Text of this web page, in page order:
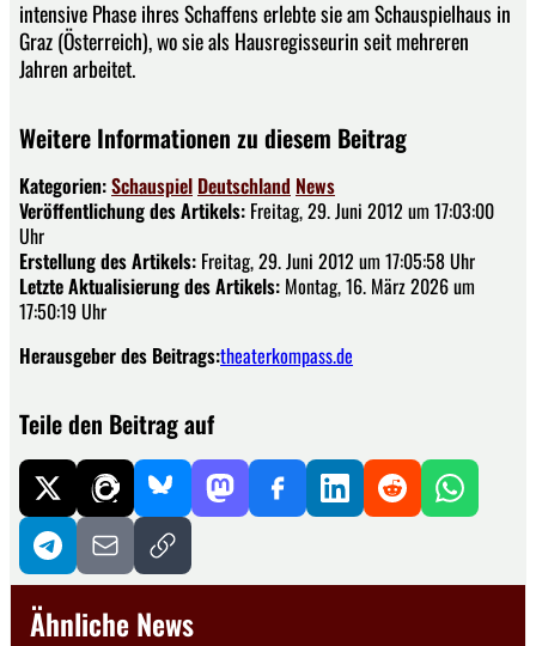
intensive Phase ihres Schaffens erlebte sie am Schauspielhaus in
Graz (Österreich), wo sie als Hausregisseurin seit mehreren
Jahren arbeitet.
Weitere Informationen zu diesem Beitrag
Kategorien:Schauspiel Deutschland News
Veröffentlichung des Artikels: Freitag, 29. Juni 2012 um 17:03:00
Uhr
Erstellung des Artikels: Freitag, 29. Juni 2012 um 17:05:58 Uhr
Letzte Aktualisierung des Artikels: Montag, 16. März 2026 um
17:50:19 Uhr
Herausgeber des Beitrags:theaterkompass.de
Teile den Beitrag auf
Ähnliche News